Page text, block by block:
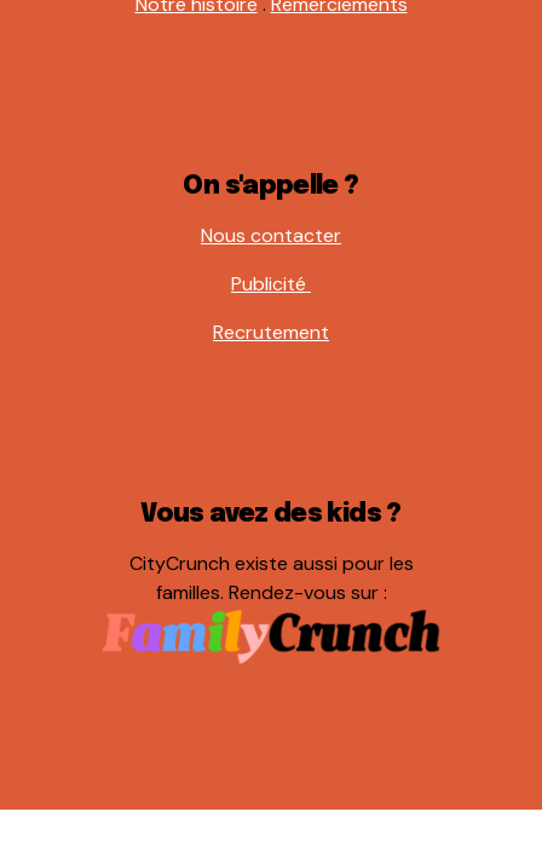
On s'appelle ?
Nous contacter
Publicité
Recrutement
Vous avez des kids ?
CityCrunch existe aussi pour les
familles. Rendez-vous sur :